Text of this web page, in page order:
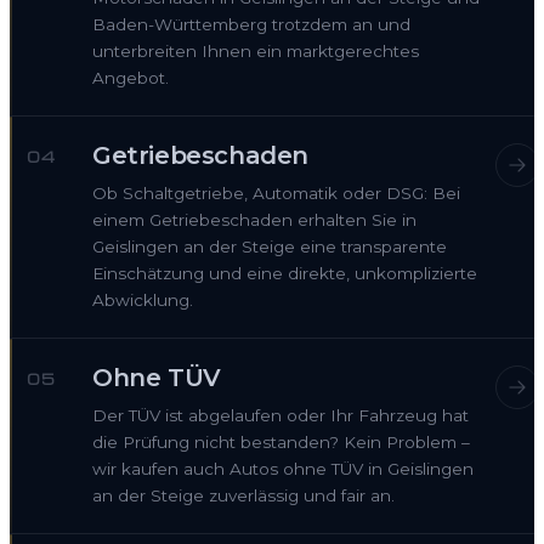
Baden-Württemberg trotzdem an und
unterbreiten Ihnen ein marktgerechtes
Angebot.
04 Getriebeschaden
Ob Schaltgetriebe, Automatik oder DSG: Bei
einem Getriebeschaden erhalten Sie in
Geislingen an der Steige eine transparente
Einschätzung und eine direkte, unkomplizierte
Abwicklung.
05 Ohne TÜV
Der TÜV ist abgelaufen oder Ihr Fahrzeug hat
die Prüfung nicht bestanden? Kein Problem –
wir kaufen auch Autos ohne TÜV in Geislingen
an der Steige zuverlässig und fair an.